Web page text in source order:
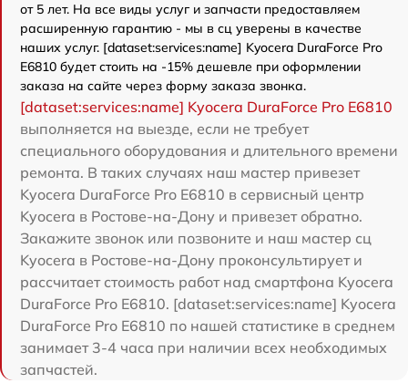
от 5 лет. На все виды услуг и запчасти предоставляем
расширенную гарантию - мы в сц уверены в качестве
наших услуг. [dataset:services:name] Kyocera DuraForce Pro
E6810 будет стоить на -15% дешевле при оформлении
заказа на сайте через форму заказа звонка.
[dataset:services:name] Kyocera DuraForce Pro E6810
выполняется на выезде, если не требует
специального оборудования и длительного времени
ремонта. В таких случаях наш мастер привезет
Kyocera DuraForce Pro E6810 в сервисный центр
Kyocera в Ростове-на-Дону и привезет обратно.
Закажите звонок или позвоните и наш мастер сц
Kyocera в Ростове-на-Дону проконсультирует и
рассчитает стоимость работ над смартфона Kyocera
DuraForce Pro E6810. [dataset:services:name] Kyocera
DuraForce Pro E6810 по нашей статистике в среднем
занимает 3-4 часа при наличии всех необходимых
запчастей.